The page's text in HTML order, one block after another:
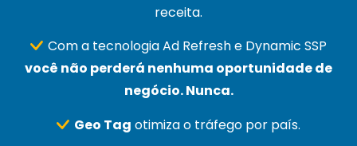
receita.
Com a tecnologia Ad Refresh e Dynamic SSP
você não perderá nenhuma oportunidade de
negócio. Nunca.
Geo Tag otimiza o tráfego por país.